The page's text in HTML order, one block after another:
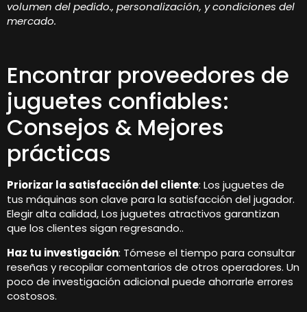
volumen del pedido., personalización, y condiciones del
mercado.
Encontrar proveedores de
juguetes confiables:
Consejos & Mejores
prácticas
Priorizar la satisfacción del cliente: Los juguetes de
tus máquinas son clave para la satisfacción del jugador.
Elegir alta calidad, Los juguetes atractivos garantizan
que los clientes sigan regresando..
Haz tu investigación: Tómese el tiempo para consultar
reseñas y recopilar comentarios de otros operadores. Un
poco de investigación adicional puede ahorrarle errores
costosos.